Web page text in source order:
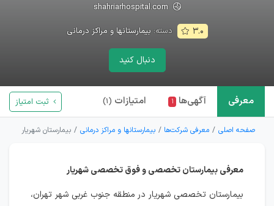
shahriarhospital.com
۳.۰ دسته:بیمارستانها و مراکز درمانی
دنبال کنید
معرفی آگهی‌ها ۱ امتیازات (۱) ثبت امتیاز
صفحه اصلی معرفی شرکت‌ها بیمارستانها و مراکز درمانی بیمارستان شهریار
معرفی بیمارستان تخصصی و فوق تخصصی شهریار
بیمارستان تخصصی شهریار در منطقه جنوب غربی شهر تهران،